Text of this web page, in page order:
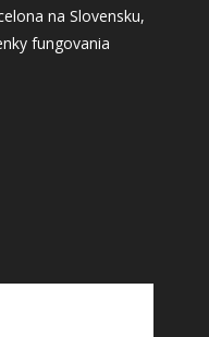
na Slovensku,
fungovania